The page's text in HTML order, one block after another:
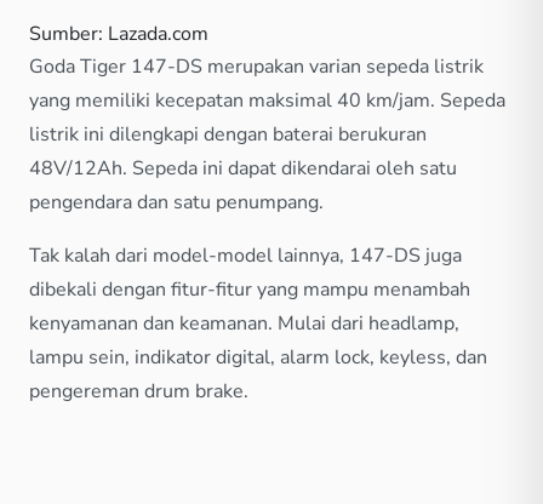
Sumber: Lazada.com
Goda Tiger 147-DS merupakan varian sepeda listrik
yang memiliki kecepatan maksimal 40 km/jam. Sepeda
listrik ini dilengkapi dengan baterai berukuran
48V/12Ah. Sepeda ini dapat dikendarai oleh satu
pengendara dan satu penumpang.
Tak kalah dari model-model lainnya, 147-DS juga
dibekali dengan fitur-fitur yang mampu menambah
kenyamanan dan keamanan. Mulai dari headlamp,
lampu sein, indikator digital, alarm lock, keyless, dan
pengereman drum brake.